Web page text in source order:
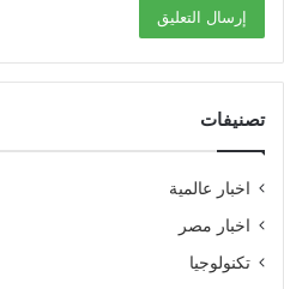
تصنيفات
اخبار عالمية
اخبار مصر
تكنولوجيا